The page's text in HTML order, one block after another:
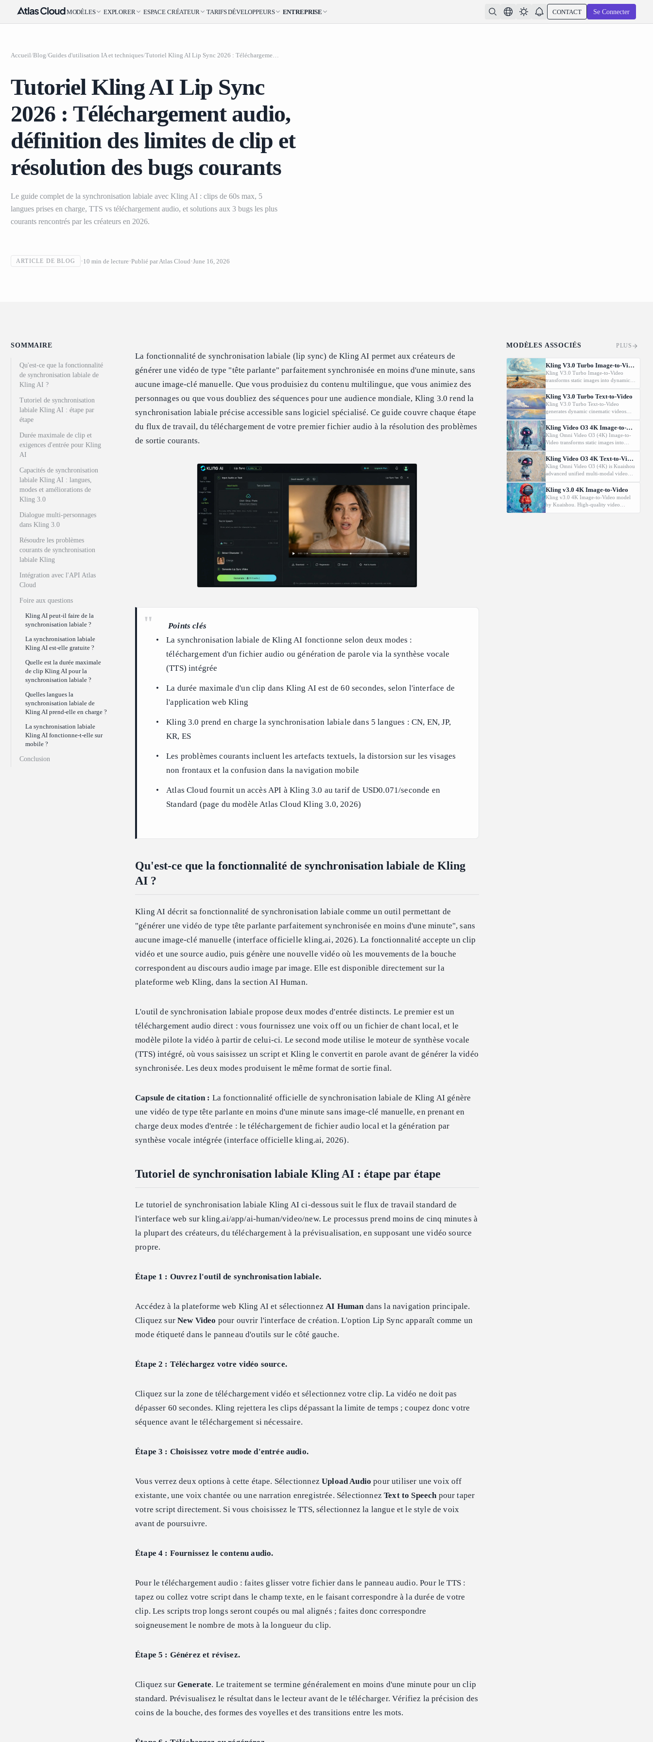
MODÈLES EXPLORER ESPACE CRÉATEUR TARIFSDÉVELOPPEURS ENTREPRISE CONTACT Se Connecter
Accueil/Blog/Guides d'utilisation IA et techniques/ Tutoriel Kling AI Lip Sync 2026 : Téléchargement audio, définition des limites de clip et résolution des bugs courants
Tutoriel Kling AI Lip Sync
2026 : Téléchargement audio,
définition des limites de clip et
résolution des bugs courants
Le guide complet de la synchronisation labiale avec Kling AI : clips de 60s max, 5
langues prises en charge, TTS vs téléchargement audio, et solutions aux 3 bugs les plus
courants rencontrés par les créateurs en 2026.
ARTICLE DE BLOG 10 min de lecture Publié par Atlas Cloud June 16, 2026
SOMMAIRE
Qu'est-ce que la fonctionnalité
de synchronisation labiale de
Kling AI ?
Tutoriel de synchronisation
labiale Kling AI : étape par
étape
Durée maximale de clip et
exigences d'entrée pour Kling
AI
Capacités de synchronisation
labiale Kling AI : langues,
modes et améliorations de
Kling 3.0
Dialogue multi-personnages
dans Kling 3.0
Résoudre les problèmes
courants de synchronisation
labiale Kling
Intégration avec l'API Atlas
Cloud
Foire aux questions
Kling AI peut-il faire de la
synchronisation labiale ?
La synchronisation labiale
Kling AI est-elle gratuite ?
Quelle est la durée maximale
de clip Kling AI pour la
synchronisation labiale ?
Quelles langues la
synchronisation labiale de
Kling AI prend-elle en charge ?
La synchronisation labiale
Kling AI fonctionne-t-elle sur
mobile ?
Conclusion
La fonctionnalité de synchronisation labiale (lip sync) de Kling AI permet aux créateurs de
générer une vidéo de type "tête parlante" parfaitement synchronisée en moins d'une minute, sans
aucune image-clé manuelle. Que vous produisiez du contenu multilingue, que vous animiez des
personnages ou que vous doubliez des séquences pour une audience mondiale, Kling 3.0 rend la
synchronisation labiale précise accessible sans logiciel spécialisé. Ce guide couvre chaque étape
du flux de travail, du téléchargement de votre premier fichier audio à la résolution des problèmes
de sortie courants.
Points clés
La synchronisation labiale de Kling AI fonctionne selon deux modes :
téléchargement d'un fichier audio ou génération de parole via la synthèse vocale
(TTS) intégrée
La durée maximale d'un clip dans Kling AI est de 60 secondes, selon l'interface de
l'application web Kling
Kling 3.0 prend en charge la synchronisation labiale dans 5 langues : CN, EN, JP,
KR, ES
Les problèmes courants incluent les artefacts textuels, la distorsion sur les visages
non frontaux et la confusion dans la navigation mobile
Atlas Cloud fournit un accès API à Kling 3.0 au tarif de USD0.071/seconde en
Standard (page du modèle Atlas Cloud Kling 3.0, 2026)
Qu'est-ce que la fonctionnalité de synchronisation labiale de Kling
AI ?
Kling AI décrit sa fonctionnalité de synchronisation labiale comme un outil permettant de
"générer une vidéo de type tête parlante parfaitement synchronisée en moins d'une minute", sans
aucune image-clé manuelle (interface officielle kling.ai, 2026). La fonctionnalité accepte un clip
vidéo et une source audio, puis génère une nouvelle vidéo où les mouvements de la bouche
correspondent au discours audio image par image. Elle est disponible directement sur la
plateforme web Kling, dans la section AI Human.
L'outil de synchronisation labiale propose deux modes d'entrée distincts. Le premier est un
téléchargement audio direct : vous fournissez une voix off ou un fichier de chant local, et le
modèle pilote la vidéo à partir de celui-ci. Le second mode utilise le moteur de synthèse vocale
(TTS) intégré, où vous saisissez un script et Kling le convertit en parole avant de générer la vidéo
synchronisée. Les deux modes produisent le même format de sortie final.
Capsule de citation : La fonctionnalité officielle de synchronisation labiale de Kling AI génère
une vidéo de type tête parlante en moins d'une minute sans image-clé manuelle, en prenant en
charge deux modes d'entrée : le téléchargement de fichier audio local et la génération par
synthèse vocale intégrée (interface officielle kling.ai, 2026).
Tutoriel de synchronisation labiale Kling AI : étape par étape
Le tutoriel de synchronisation labiale Kling AI ci-dessous suit le flux de travail standard de
l'interface web sur kling.ai/app/ai-human/video/new. Le processus prend moins de cinq minutes à
la plupart des créateurs, du téléchargement à la prévisualisation, en supposant une vidéo source
propre.
Étape 1 : Ouvrez l'outil de synchronisation labiale.
Accédez à la plateforme web Kling AI et sélectionnez AI Human dans la navigation principale.
Cliquez surNew Video pour ouvrir l'interface de création. L'option Lip Sync apparaît comme un
mode étiqueté dans le panneau d'outils sur le côté gauche.
Étape 2 : Téléchargez votre vidéo source.
Cliquez sur la zone de téléchargement vidéo et sélectionnez votre clip. La vidéo ne doit pas
dépasser 60 secondes. Kling rejettera les clips dépassant la limite de temps ; coupez donc votre
séquence avant le téléchargement si nécessaire.
Étape 3 : Choisissez votre mode d'entrée audio.
Vous verrez deux options à cette étape. SélectionnezUpload Audio pour utiliser une voix off
existante, une voix chantée ou une narration enregistrée. SélectionnezText to Speech pour taper
votre script directement. Si vous choisissez le TTS, sélectionnez la langue et le style de voix
avant de poursuivre.
Étape 4 : Fournissez le contenu audio.
Pour le téléchargement audio : faites glisser votre fichier dans le panneau audio. Pour le TTS :
tapez ou collez votre script dans le champ texte, en le faisant correspondre à la durée de votre
clip. Les scripts trop longs seront coupés ou mal alignés ; faites donc correspondre
soigneusement le nombre de mots à la longueur du clip.
Étape 5 : Générez et révisez.
Cliquez surGenerate. Le traitement se termine généralement en moins d'une minute pour un clip
standard. Prévisualisez le résultat dans le lecteur avant de le télécharger. Vérifiez la précision des
coins de la bouche, des formes des voyelles et des transitions entre les mots.
MODÈLES ASSOCIÉS PLUS
Kling V3.0 Turbo Image-to-Video
Kling V3.0 Turbo Image-to-Video
transforms static images into dynamic
cinematic videos using MVL
technology. Supports first/last frame
control and audio generation.
Kling V3.0 Turbo Text-to-Video
Kling V3.0 Turbo Text-to-Video
generates dynamic cinematic videos
from text prompts using MVL
technology. Supports first/last frame
control and audio generation.
Kling Video O3 4K Image-to-Video
Kling Omni Video O3 (4K) Image-to-
Video transforms static images into
dynamic cinematic videos using MVL
technology. Supports first/last frame
control and audio generation.
Kling Video O3 4K Text-to-Video
Kling Omni Video O3 (4K) is Kuaishou
advanced unified multi-modal video
model with MVL (Multi-modal Visual
Language) technology. Generates high-
quality videos from text prompts with
natural motion and audio generation
Kling v3.0 4K Image-to-Video
Kling v3.0 4K Image-to-Video model
by Kuaishou. High-quality video
generation from images.